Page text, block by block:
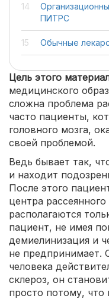
ПИТРС
Обычные
Цель этого
медицинского
сложна проблема
часто пациенты,
головного мозга,
своей проблемой.
Ведь бывает так,
и находит
После этого
центра
располагаются
пациент, не имея
демиелинизация и
не предпринимает.
человека
склероз, он
просто потому, что